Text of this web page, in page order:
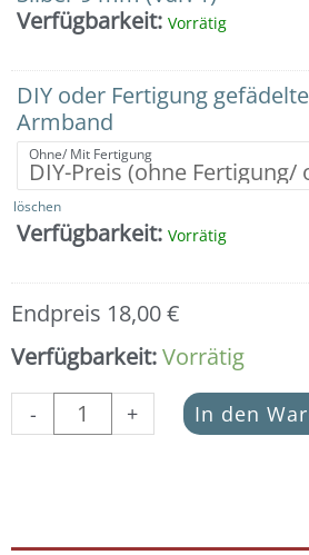
Verfügbarkeit: Vorrätig
DIY oder Fertigung
Armband
Ohne/ Mit Fertigung
löschen
Verfügbarkeit: Vorrätig
Endpreis 18,00€
Verfügbarkeit:Vorrätig
-
mit
Anhänger
Blume
des
Lebens
Menge
+ In den